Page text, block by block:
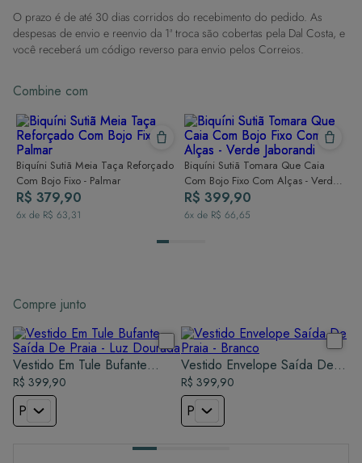
Dicas de Lavagem:
Lave rapidamente: Assim que possível, lave separado de outras peças.
À mão e com cuidado: Use água fria e sabão neutro, evitando máquina
Secagem ideal: Não deixe de molho nem guarde úmido. Seque à
Para cores vibrantes: Lave as peças antes do primeiro uso e siga as
dicas acima para manter as cores radiantes.
O prazo é de até 30 dias corridos do recebimento do pedido. As
despesas de envio e reenvio da 1ª troca são cobertas pela Dal Costa, e
você receberá um código reverso para envio pelos Correios.
Combine com
Biquíni Sutiã Meia Taça Reforçado
Com Bojo Fixo - Palmar
R$ 379,90
6x de R$ 63,31
Biquíni Sutiã Tomara Que Caia
Com Bojo Fixo Com Alças - Verde
Jaborandi
R$ 399,90
6x de R$ 66,65
Compre junto
Vestido Em Tule Bufante
Saída De Praia - Luz Dourada
R$ 399,90
P
Vestido Envelope Saída De
Praia - Branco
R$ 399,90
P